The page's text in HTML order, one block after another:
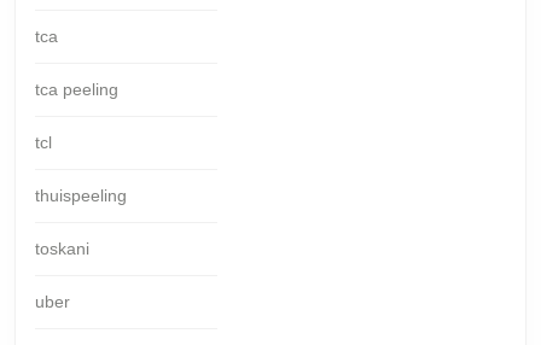
tca
tca peeling
tcl
thuispeeling
toskani
uber